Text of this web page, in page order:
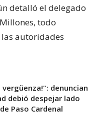
detalló el delegado
todo
autoridades
vergüenza!": denuncian
debió despejar lado
Paso Cardenal